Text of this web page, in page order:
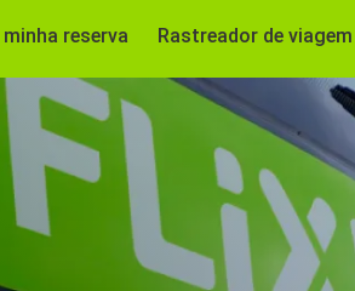
minha reserva Rastreador de viagem